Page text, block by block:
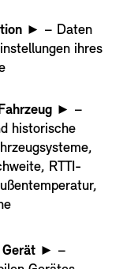
► – Daten
ihres
► –
historische
RTTI-
► –